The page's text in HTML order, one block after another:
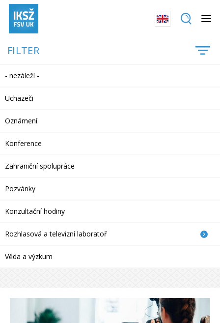
FILTER
- nezáleží -
Uchazeči
Oznámení
Konference
Zahraniční spolupráce
Pozvánky
Konzultační hodiny
Rozhlasová a televizní laboratoř
Věda a výzkum